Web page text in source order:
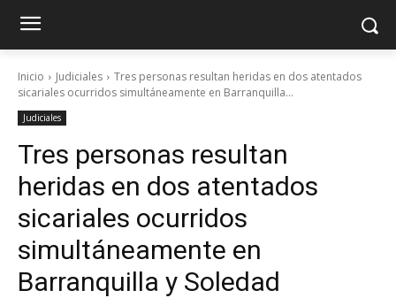
Inicio Judiciales
Tres personas resultan heridas en dos atentados
sicariales ocurridos simultáneamente en Barranquilla...
Judiciales
Tres personas resultan
heridas en dos atentados
sicariales ocurridos
simultáneamente en
Barranquilla y Soledad